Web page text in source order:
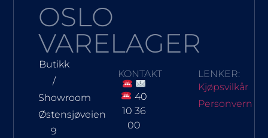
OSLO
VARELAGER
Butikk
/
Showroom
Østensjøveien
9
KONTAKT
40
10 36
00
LENKER:
Kjøpsvilkår
Personvern